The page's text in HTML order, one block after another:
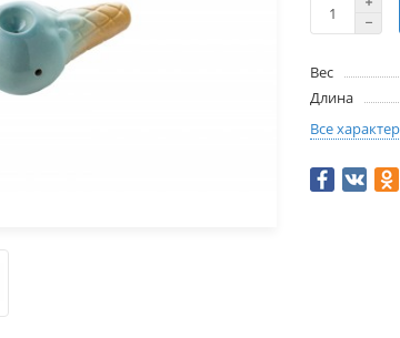
Вес
Длина
Все